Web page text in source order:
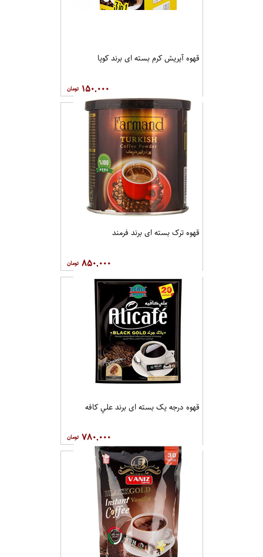
قهوه آيريش کرم بسته ای برند کوپا
۱۵۰,۰۰۰
قهوه ترک بسته ای برند فرمند
۸۵۰,۰۰۰
قهوه درجه یک بسته ای برند علي کافه
۷۸۰,۰۰۰